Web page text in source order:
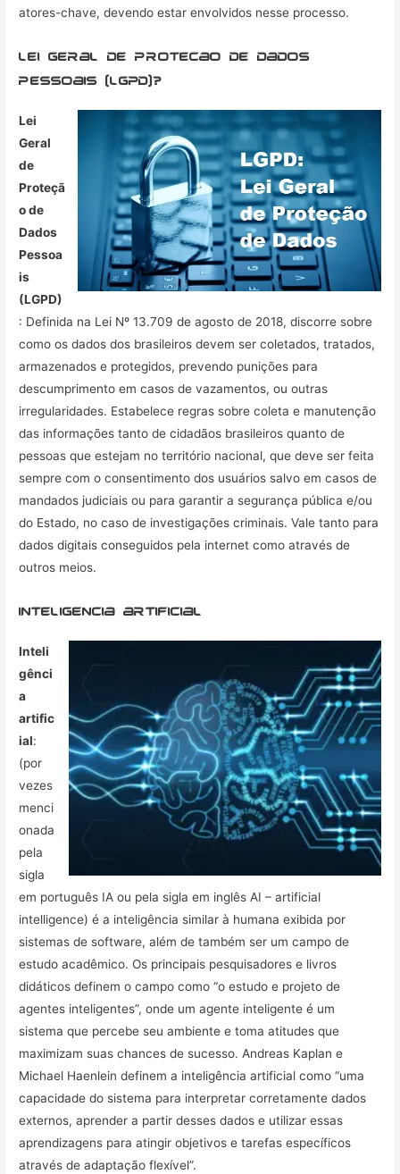
atores-chave, devendo estar envolvidos nesse processo.
lei geral de protecao de dados
pessoais (LGPD)?
Lei
Geral
de
Proteçã
o de
Dados
Pessoa
is
(LGPD)
: Definida na Lei Nº 13.709 de agosto de 2018, discorre sobre
como os dados dos brasileiros devem ser coletados, tratados,
armazenados e protegidos, prevendo punições para
descumprimento em casos de vazamentos, ou outras
irregularidades. Estabelece regras sobre coleta e manutenção
das informações tanto de cidadãos brasileiros quanto de
pessoas que estejam no território nacional, que deve ser feita
sempre com o consentimento dos usuários salvo em casos de
mandados judiciais ou para garantir a segurança pública e/ou
do Estado, no caso de investigações criminais. Vale tanto para
dados digitais conseguidos pela internet como através de
outros meios.
inteligencia artificial
Inteli
gênci
a
artific
ial:
(por
vezes
menci
onada
pela
sigla
em português IA ou pela sigla em inglês AI – artificial
intelligence) é a inteligência similar à humana exibida por
sistemas de software, além de também ser um campo de
estudo acadêmico. Os principais pesquisadores e livros
didáticos definem o campo como “o estudo e projeto de
agentes inteligentes”, onde um agente inteligente é um
sistema que percebe seu ambiente e toma atitudes que
maximizam suas chances de sucesso. Andreas Kaplan e
Michael Haenlein definem a inteligência artificial como “uma
capacidade do sistema para interpretar corretamente dados
externos, aprender a partir desses dados e utilizar essas
aprendizagens para atingir objetivos e tarefas específicos
através de adaptação flexível”.